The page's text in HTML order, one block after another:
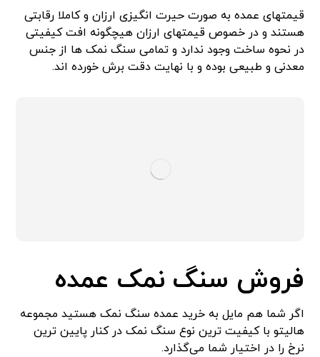
قیمتهای عمده به صورت حیرت انگیزی ارزان و کاملا رقابتی
هستند و در خصوص قیمتهای ارزان هیچگونه افت کیفیتی
در نحوه ساخت وجود ندارد و تمامی سنگ نمک ها از جنس
معدنی و طبیعی بوده و با نهایت دقت برش خورده اند.
فروش سنگ نمک عمده
اگر شما هم مایل به خرید عمده سنگ نمک هستید مجموعه
هالیتو با کیفیت ترین نوع سنگ نمک در کنار پایین ترین
نرخ را در اختیار شما می‌گذارد.